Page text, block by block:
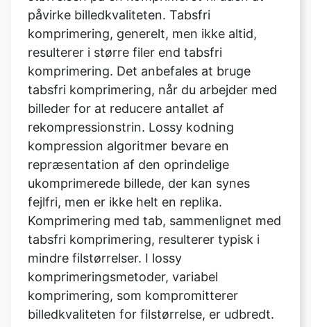
komprimering. Det anbefales at bruge
tabsfri komprimering, når du arbejder med
billeder for at reducere antallet af
rekompressionstrin. Lossy kodning
kompression algoritmer bevare en
repræsentation af den oprindelige
ukomprimerede billede, der kan synes
fejlfri, men er ikke helt en replika.
Komprimering med tab, sammenlignet med
tabsfri komprimering, resulterer typisk i
mindre filstørrelser. I lossy
komprimeringsmetoder, variabel
komprimering, som kompromitterer
billedkvaliteten for filstørrelse, er udbredt.
Hvordan komprimerer billedet til